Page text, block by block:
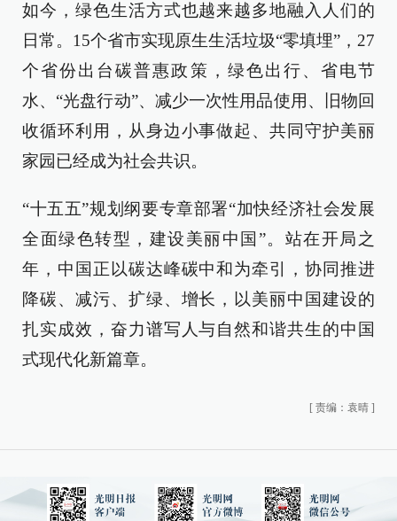
如今，绿色生活方式也越来越多地融入人们的
日常。15个省市实现原生生活垃圾“零填埋”，27
个省份出台碳普惠政策，绿色出行、省电节
水、“光盘行动”、减少一次性用品使用、旧物回
收循环利用，从身边小事做起、共同守护美丽
家园已经成为社会共识。
“十五五”规划纲要专章部署“加快经济社会发展
全面绿色转型，建设美丽中国”。站在开局之
年，中国正以碳达峰碳中和为牵引，协同推进
降碳、减污、扩绿、增长，以美丽中国建设的
扎实成效，奋力谱写人与自然和谐共生的中国
式现代化新篇章。
[ 责编：袁晴 ]